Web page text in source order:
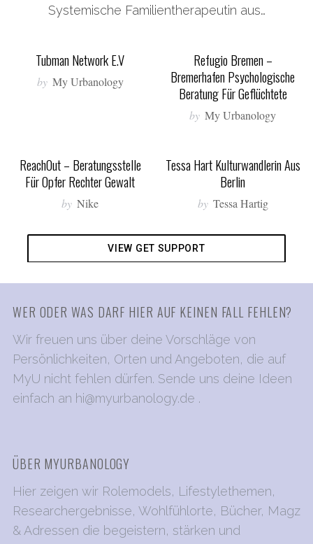
Systemische Familientherapeutin aus…
Tubman Network E.V
by My Urbanology
Refugio Bremen –
Bremerhafen Psychologische
Beratung Für Geflüchtete
by My Urbanology
ReachOut – Beratungsstelle
Für Opfer Rechter Gewalt
by Nike
Tessa Hart Kulturwandlerin Aus
Berlin
by Tessa Hartig
VIEW GET SUPPORT
WER ODER WAS DARF HIER AUF KEINEN FALL FEHLEN?
Wir freuen uns über deine Vorschläge von
Persönlichkeiten, Orten und Angeboten, die auf
MyU nicht fehlen dürfen. Sende uns deine Ideen
einfach an hi@myurbanology.de .
ÜBER MYURBANOLOGY
Hier zeigen wir Rolemodels, Lifestylethemen,
Researchergebnisse, Wohlfühlorte, Bücher, Magz
& Adressen die begeistern, stärken und
h
r
: